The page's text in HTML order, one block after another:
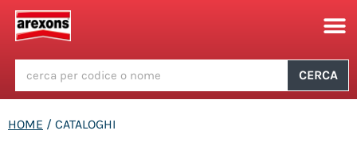
CERCA
HOME / CATALOGHI